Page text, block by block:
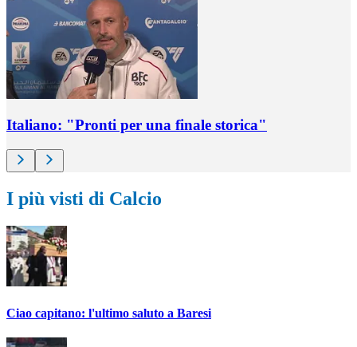
Italiano: "Pronti per una finale storica"
I più visti di Calcio
Ciao capitano: l'ultimo saluto a Baresi